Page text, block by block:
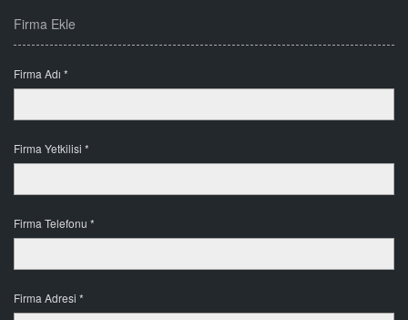
Firma Ekle
Firma Adı *
Firma Yetkilisi *
Firma Telefonu *
Firma Adresi *